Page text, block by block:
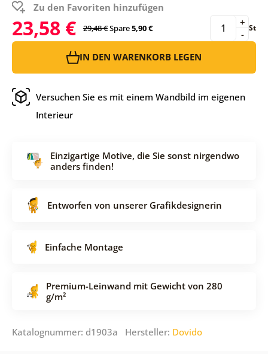
Zu den Favoriten hinzufügen
23,58 € 29,48 €Spare5,90 € -
+ St
IN DEN WARENKORB LEGEN
Versuchen Sie es mit einem Wandbild im eigenen
Interieur
Einzigartige Motive, die Sie sonst nirgendwo
anders finden!
Entworfen von unserer Grafikdesignerin
Einfache Montage
Premium-Leinwand mit Gewicht von 280
g/m²
Katalognummer: d1903a Hersteller: Dovido